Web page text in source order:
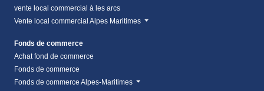
vente local commercial à les arcs
Vente local commercial Alpes Maritimes
Fonds de commerce
Achat fond de commerce
Fonds de commerce
Fonds de commerce Alpes-Maritimes